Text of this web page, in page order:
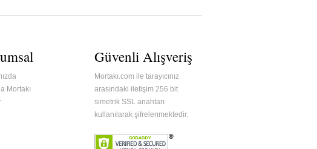
Mortakı
Güvenli Alışveriş
Mortakı.com ile tarayıcınız
arasındaki iletişim 256 bit
simetrik SSL anahtarı
kullanılarak şifrelenmektedir.